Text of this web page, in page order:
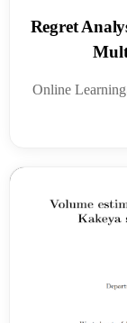
Regret
Online